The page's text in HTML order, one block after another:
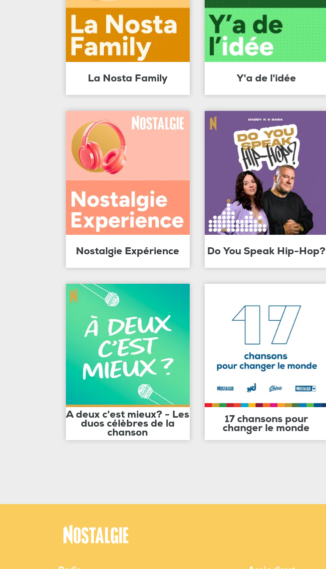
La Nosta Family Y'a de l'idée
Nostalgie Expérience Do You Speak Hip-Hop?
A deux c'est mieux? - Les
duos célèbres de la
chanson
17 chansons pour
changer le monde